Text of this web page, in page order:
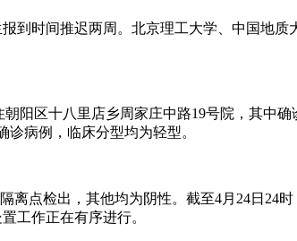
到时间推迟两周。北京理工大学、中国地质
阳区十八里店乡周家庄中路19号院，其中确
病例，临床分型均为轻型。
离点检出，其他均为阴性。截至4月24日24
工作正在有序进行。